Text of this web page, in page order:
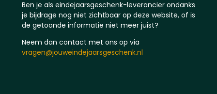
Ben je als eindejaarsgeschenk-leverancier ondanks
je bijdrage nog niet zichtbaar op deze website, of is
de getoonde informatie niet meer juist?
Neem dan contact met ons op via
vragen@jouweindejaarsgeschenk.nl